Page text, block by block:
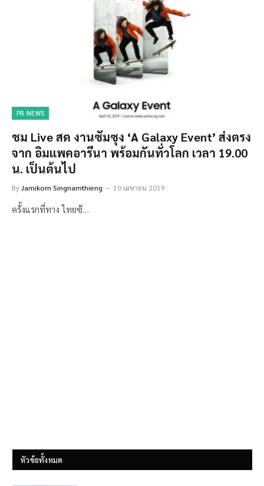
PR NEWS
ชม Live สด งานซัมซุง ‘A Galaxy Event’ ส่งตรง
จาก อิมแพคอารีนา พร้อมกันทั่วโลก เวลา 19.00
น. เป็นต้นไป
ByJamikorn Singnamthieng 10 เมษายน 2019
ครั้งแรกที่ทาง ไทยซั…
หัวข้อทั้งหมด